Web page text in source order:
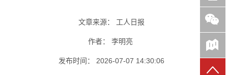
七一视角
作风建设
党史参阅
七一书院
七一号
文章来源： 工人日报
作者： 李明亮
发布时间： 2026-07-07 14:30:06